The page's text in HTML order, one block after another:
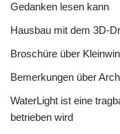
Gedanken lesen kann
Hausbau mit dem 3D-
Broschüre über
Bemerkungen über
WaterLight ist eine
betrieben wird